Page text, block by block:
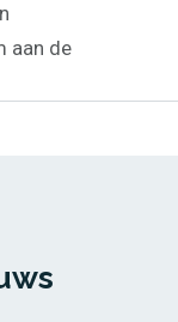
onderzoek
ontwerp
aan de